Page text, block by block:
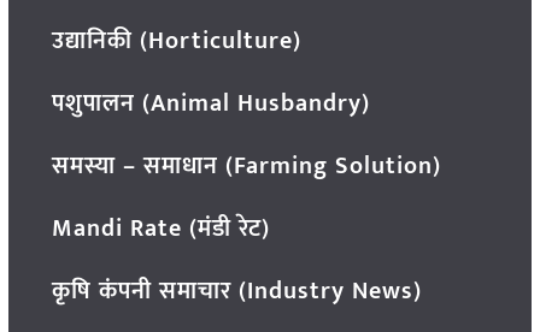
उद्यानिकी (Horticulture)
पशुपालन (Animal Husbandry)
समस्या – समाधान (Farming Solution)
Mandi Rate (मंडी रेट)
कृषि कंपनी समाचार (Industry News)